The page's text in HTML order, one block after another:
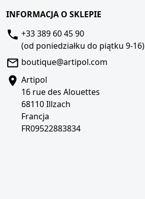
INFORMACJA O SKLEPIE
+33 389 60 45 90
(od poniedziałku do piątku 9-16)
boutique@artipol.com
Artipol
16 rue des Alouettes
68110 Illzach
Francja
FR09522883834